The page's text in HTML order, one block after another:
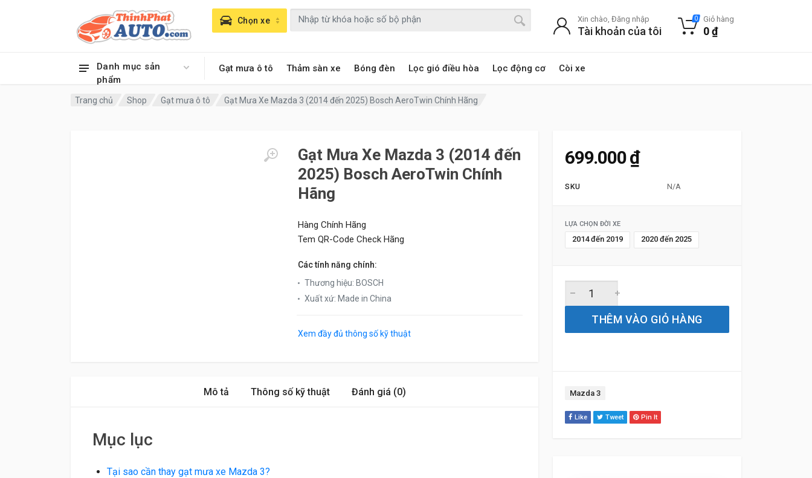
Danh mục sản
phẩm
Gạt mưa ô tô Thảm sàn xe Bóng đèn Lọc gió điều hòa Lọc động cơ Còi xe
Chọn xe Xin chào, Đăng nhập
Tài khoản của tôi
0 Giỏ hàng
0₫
Trang chủ Shop Gạt mưa ô tô Gạt Mưa Xe Mazda 3 (2014 đến 2025) Bosch AeroTwin Chính Hãng
Gạt Mưa Xe Mazda 3 (2014 đến
2025) Bosch AeroTwin Chính
Hãng
Hàng Chính Hãng
Tem QR-Code Check Hãng
Các tính năng chính:
Thương hiệu: BOSCH
Xuất xứ: Made in China
Xem đầy đủ thông số kỹ thuật
699.000₫
SKU N/A
LỰA CHỌN ĐỜI XE
2014 đến 2019 2020 đến 2025
THÊM VÀO GIỎ HÀNG
Tag:
Mazda 3
Like Tweet Pin It
Mô tả Thông số kỹ thuật Đánh giá (0)
Mục lục
Tại sao cần thay gạt mưa xe Mazda 3?